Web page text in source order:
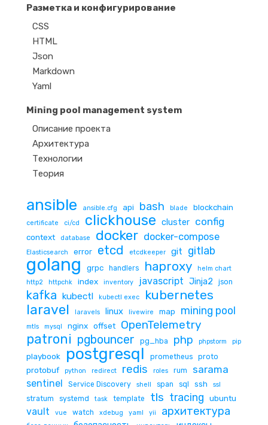
Разметка и конфигурирование
CSS
HTML
Json
Markdown
Yaml
Mining pool management system
Описание проекта
Архитектура
Технологии
Теория
ansible ansible.cfg api bash blade blockchain
certificate ci/cd clickhouse cluster config
context database docker docker-compose
Elasticsearch error etcd etcdkeeper git gitlab
golang grpc handlers haproxy
helm chart
http2
httpchk index inventory javascript Jinja2 json
kafka kubectl kubectl exec kubernetes
laravel laravels linux livewire map mining pool
mtls mysql nginx offset OpenTelemetry
patroni pgbouncer pg_hba php phpstorm pip
playbook postgresql prometheus proto
protobuf python redirect redis roles rum sarama
sentinel Service Discovery shell span sql ssh ssl
stratum systemd task template tls tracing ubuntu
vault vue watch xdebug yaml yii архитектура